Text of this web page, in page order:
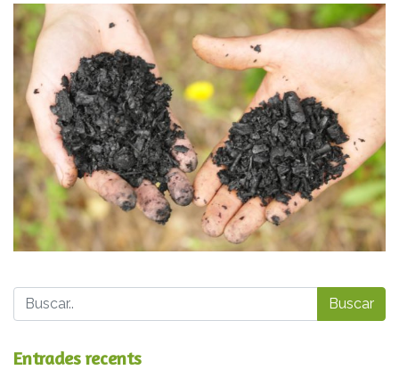
Buscar
Entrades recents